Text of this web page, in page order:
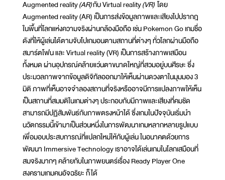
Augmented reality(AR)กับ Virtual reality(VR) โดย
Augmented reality (AR) เป็นการส่งข้อมูลภาพและเสียงไปปรากฎ
ในพื้นที่โลกแห่งความจริงผ่านกล้องมือถือ เช่น Pokemon Go เกมชื่อ
ดังที่ให้ผู้เล่นได้ตามจับโปเกมอนตามสถานที่ต่างๆ ทั่วโลกผ่านมือถือ
สมาร์ตโฟน และ Virtual reality (VR) เป็นการสร้างภาพเสมือน
ทั้งหมด ผ่านอุปกรณ์คล้ายแว่นตาขนาดใหญ่ที่สวมอยู่บนศีรษะ ซึ่ง
ประมวลภาพจากข้อมูลดิจิทัลออกมาให้เห็นผ่านดวงตาในมุมมอง 3
มิติ ภาพที่เห็นอาจจำลองสถานที่จริงหรืออาจมีการแปลงภาพให้เห็น
เป็นสถานที่สมมติในเกมต่างๆ ประกอบกับมีภาพและเสียงที่คมชัด
สามารถมีปฏิสัมพันธ์กับภาพตรงหน้าได้ ซึ่งเกมในปัจจุบันเริ่มนำ
นวัตกรรมนี้เข้ามาเป็นส่วนหนึ่งในการพัฒนาเกมหลากหลายรูปแบบ
เพื่อมอบประสบการณ์ที่แปลกใหม่ให้กับผู้เล่น ในอนาคตด้วยการ
พัฒนา Immersive Technology เราอาจได้เล่นเกมในโลกเสมือนที่
สมจริงมากๆ คล้ายกับในภาพยนตร์เรื่อง Ready Player One
สงครามเกมคนอัจฉริยะ ก็ได้